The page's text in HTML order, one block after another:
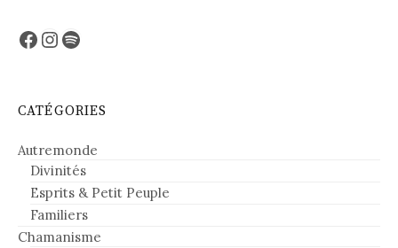
Facebook
Instagram
Spotify
CATÉGORIES
Autremonde
Divinités
Esprits & Petit Peuple
Familiers
Chamanisme